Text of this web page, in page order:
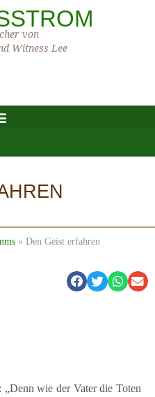
von
Witness Lee
» Den Geist erfahren
„Denn wie der Vater die Toten